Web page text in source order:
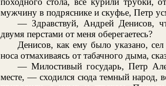
мужчину в подряснике и скуфье, Петр
— Здравствуй, Андрей Денисов,
двумя перстами от меня оберегаетесь?
Денисов, как ему было указано,
носа отмахиваясь от табачного дыма,
— Милостивый государь, Петр
месте, — сходился сюда темный народ,